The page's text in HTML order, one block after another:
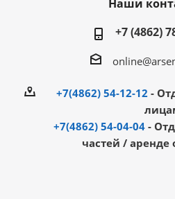
Наши
+7 (4862)
+7(4862) 54-12-12 -
+7(4862) 54-04-04 -
частей / аренде